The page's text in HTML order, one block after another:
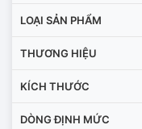
LOẠI SẢN PHẨM
THƯƠNG HIỆU
KÍCH THƯỚC
DÒNG ĐỊNH MỨC